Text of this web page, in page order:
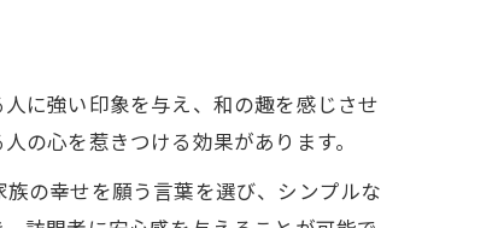
に強い印象を与え、和の趣を感じさせ
の心を惹きつける効果があります。
の幸せを願う言葉を選び、シンプルな